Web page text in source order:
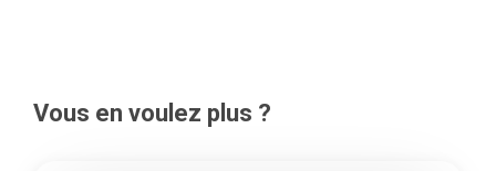
Vous en voulez plus ?